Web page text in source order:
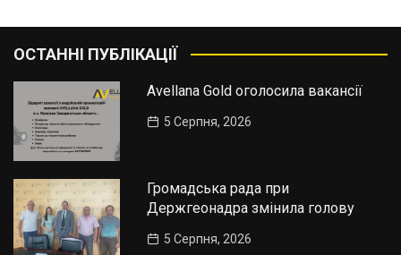
ОСТАННІ ПУБЛІКАЦІЇ
Avellana Gold оголосила вакансії
5 Серпня, 2026
Громадська рада при
Держгеонадра змінила голову
5 Серпня, 2026